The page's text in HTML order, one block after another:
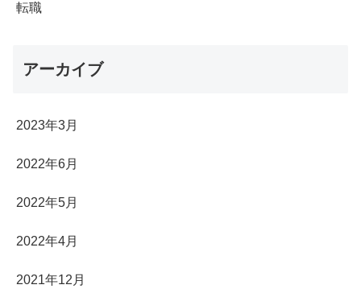
転職
アーカイブ
2023年3月
2022年6月
2022年5月
2022年4月
2021年12月